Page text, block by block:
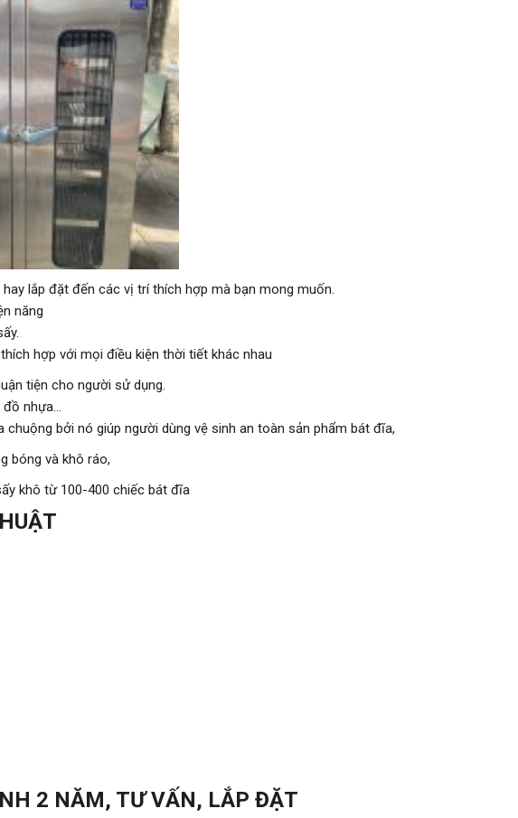
lắp đặt đến các vị trí thích hợp mà bạn mong muốn.
năng
hợp với mọi điều kiện thời tiết khác nhau
tiện cho người sử dụng.
nhựa…
bởi nó giúp người dùng vệ sinh an toàn sản phẩm bát đĩa,
bóng và khô ráo,
khô từ 100-400 chiếc bát đĩa
2 NĂM, TƯ VẤN, LẮP ĐẶT